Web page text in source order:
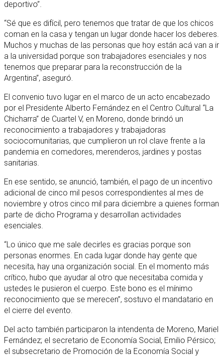
deportivo”.
“Sé que es difícil, pero tenemos que tratar de que los chicos
coman en la casa y tengan un lugar donde hacer los deberes.
Muchos y muchas de las personas que hoy están acá van a ir
a la universidad porque son trabajadores esenciales y nos
tenemos que preparar para la reconstrucción de la
Argentina”, aseguró.
El convenio tuvo lugar en el marco de un acto encabezado
por el Presidente Alberto Fernández en el Centro Cultural “La
Chicharra” de Cuartel V, en Moreno, donde brindó un
reconocimiento a trabajadores y trabajadoras
sociocomunitarias, que cumplieron un rol clave frente a la
pandemia en comedores, merenderos, jardines y postas
sanitarias.
En ese sentido, se anunció, también, el pago de un incentivo
adicional de cinco mil pesos correspondientes al mes de
noviembre y otros cinco mil para diciembre a quienes forman
parte de dicho Programa y desarrollan actividades
esenciales.
“Lo único que me sale decirles es gracias porque son
personas enormes. En cada lugar donde hay gente que
necesita, hay una organización social. En el momento más
crítico, hubo que ayudar al otro que necesitaba comida y
ustedes le pusieron el cuerpo. Este bono es el mínimo
reconocimiento que se merecen”, sostuvo el mandatario en
el cierre del evento.
Del acto también participaron la intendenta de Moreno, Mariel
Fernández; el secretario de Economía Social, Emilio Pérsico;
el subsecretario de Promoción de la Economía Social y